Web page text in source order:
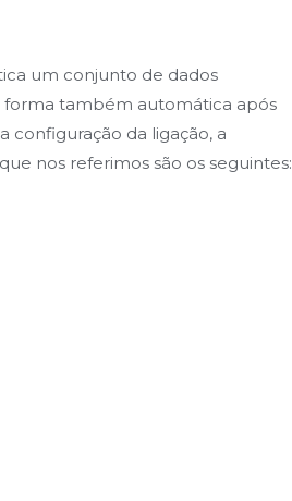
um conjunto de dados
forma também automática após
da ligação, a
nos referimos são os seguintes: